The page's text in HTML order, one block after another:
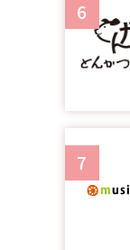
6
7